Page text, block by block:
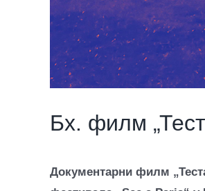
Бх. филм
Документарни филм